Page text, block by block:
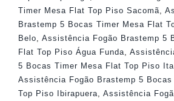
Timer Mesa Flat Top Piso Sacomã
Brastemp 5 Bocas Timer Mesa Flat
Belo
Assistência Fogão Brastemp 5
Flat Top Piso Água Funda
5 Bocas Timer Mesa Flat Top Piso
Assistência Fogão Brastemp 5
Top Piso Ibirapuera
Assistência